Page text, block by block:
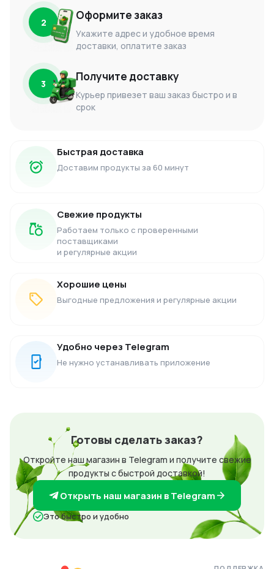
2 Оформите заказ
Укажите адрес и удобное время
доставки, оплатите заказ
3 Получите доставку
Курьер привезет ваш заказ быстро и в
срок
Быстрая доставка
Доставим продукты за 60 минут
Свежие продукты
Работаем только с проверенными
поставщиками
и регулярные акции
Хорошие цены
Выгодные предложения и регулярные акции
Удобно через Telegram
Не нужно устанавливать приложение
Готовы сделать заказ?
Откройте наш магазин в Telegram и получите свежие
продукты с быстрой доставкой!
Открыть наш магазин в Telegram
Это быстро и удобно